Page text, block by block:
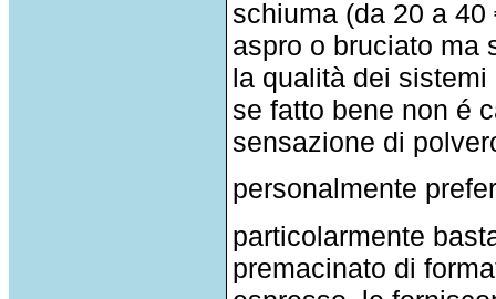
schiuma (da 20 a
aspro o bruciato ma
la qualità dei
se fatto bene non é
sensazione di
personalmente
particolarmente
premacinato di